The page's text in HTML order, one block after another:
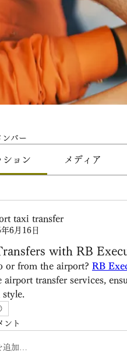
ンバー
ション メディア
taxi transfer
6月16日
with RB
or from the airport? RB
airport transfer services,
ント
追加…